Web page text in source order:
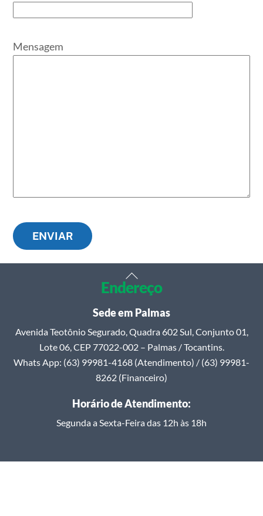
Mensagem
Back
To
Top
Endereço
Sede em Palmas
Avenida Teotônio Segurado, Quadra 602 Sul, Conjunto 01,
Lote 06, CEP 77022-002 – Palmas / Tocantins.
Whats App: (63) 99981-4168 (Atendimento) / (63) 99981-
8262 (Financeiro)
Horário de Atendimento:
Segunda a Sexta-Feira das 12h às 18h